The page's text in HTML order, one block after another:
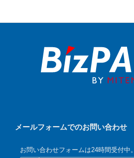
メールフォームでのお問い合わせ
お問い合わせフォームは24時間受付中。